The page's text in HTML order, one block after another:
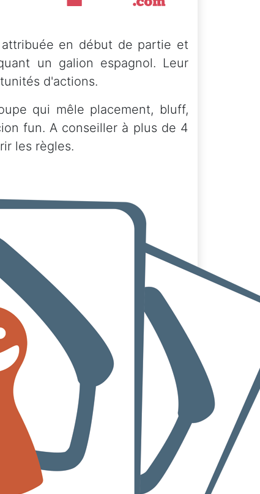
en début de partie et
un galion espagnol. Leur
d'actions.
qui mêle placement, bluff,
fun. A conseiller à plus de 4
les règles.